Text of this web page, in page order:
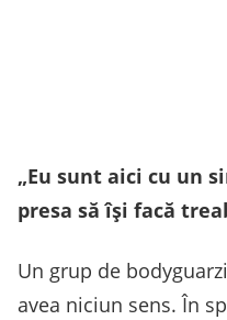
„Eu sunt aici cu un
presa să își facă
Un grup de
avea niciun sens. În